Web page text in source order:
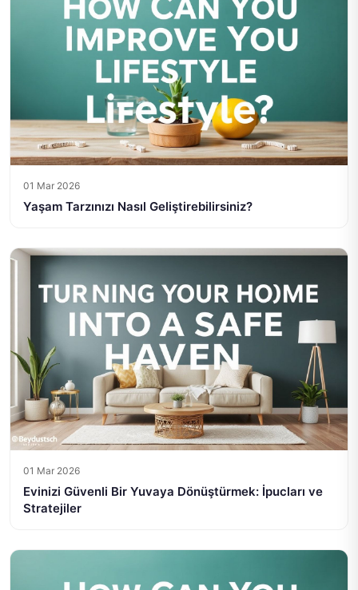
01 Mar 2026
Yaşam Tarzınızı Nasıl Geliştirebilirsiniz?
01 Mar 2026
Evinizi Güvenli Bir Yuvaya Dönüştürmek: İpucları ve
Stratejiler